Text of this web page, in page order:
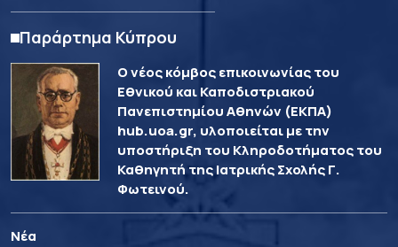
Παράρτημα Κύπρου
Ο νέος κόμβος επικοινωνίας του
Εθνικού και Καποδιστριακού
Πανεπιστημίου Αθηνών (ΕΚΠΑ)
hub.uoa.gr, υλοποιείται με την
υποστήριξη του Κληροδοτήματος του
Καθηγητή της Ιατρικής Σχολής Γ.
Φωτεινού.
Νέα